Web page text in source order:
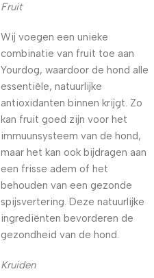
Fruit
Wij voegen een unieke
combinatie van fruit toe aan
Yourdog, waardoor de hond alle
essentiële, natuurlijke
antioxidanten binnen krijgt. Zo
kan fruit goed zijn voor het
immuunsysteem van de hond,
maar het kan ook bijdragen aan
een frisse adem of het
behouden van een gezonde
spijsvertering. Deze natuurlijke
ingrediënten bevorderen de
gezondheid van de hond.
Kruiden